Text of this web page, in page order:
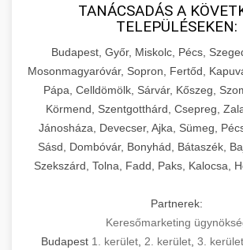
TANÁCSADÁS A
TELEPÜLÉSEKEN:
Budapest, Győr, Miskolc, Pécs,
Mosonmagyaróvár, Sopron, Fertőd,
Pápa, Celldömölk, Sárvár, Kőszeg,
Körmend, Szentgotthárd, Csepreg,
Jánosháza, Devecser, Ajka, Sümeg,
Sásd, Dombóvár, Bonyhád, Bátaszék,
Szekszárd, Tolna, Fadd, Paks, Kalocsa,
Partnerek:
Keresőmarketing
Budapest 1. kerület 2. kerület 3. kerület